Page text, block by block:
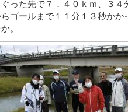
った先で７．４０ｋｍ、３４
ゴールまで１１分１３秒かか
。